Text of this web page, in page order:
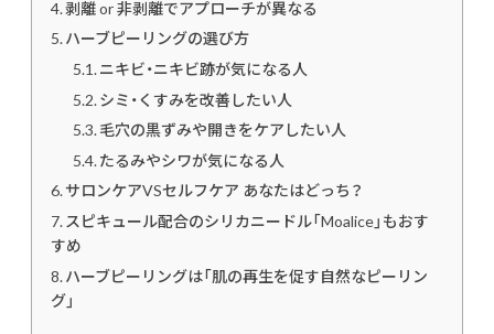
剥離 or 非剥離でアプローチが異なる
ハーブピーリングの選び方
ニキビ・ニキビ跡が気になる人
シミ・くすみを改善したい人
毛穴の黒ずみや開きをケアしたい人
たるみやシワが気になる人
サロンケアVSセルフケア あなたはどっち？
スピキュール配合のシリカニードル「Moalice」もおす
すめ
ハーブピーリングは「肌の再生を促す自然なピーリン
グ」